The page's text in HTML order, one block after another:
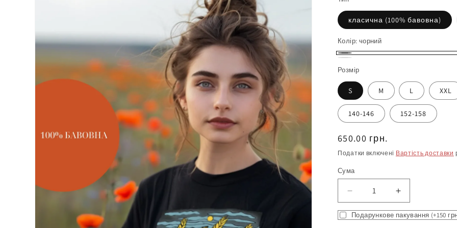
класична (100% бавовна)
Колір: чорний
чорний
білий
Розмір
S M L XXL
140-146 152-158
Нормальна
ціна
650.00 грн.
Податки включені Вартість доставки
Сума
Зменшіть
кількість
Футболка
Збільшити
кількість
продукту
Подарункове пакування (+150